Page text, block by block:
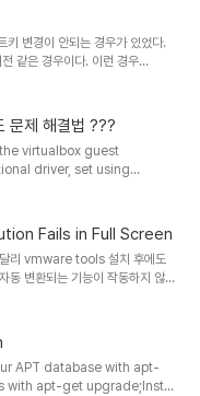
으로 들어가 보아도
는 현상도 있다. 이런 문제들의
다. 1. 1920x1080 해상도 추가
키 변경이 안되는 경우가 있었다.
같은 경우이다. 이런 경우
하다. 에서 virtual key code 값
제 해결법 ???
virtualbox guest
driver, set using
linux-headers-`uname
guest-x11orsudo apt-get
Fails in Full Screen
리 vmware tools 설치 후에도
동 변환되는 기능이 작동하지 않는
tools-desktop
APT database with apt-
with apt-get upgrade;Install